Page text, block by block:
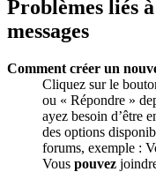
Problèmes liés
messages
Comment créer un
Cliquez sur le
ou « Répondre »
ayez besoin d’être
des options
forums, exemple :
Vous pouvez